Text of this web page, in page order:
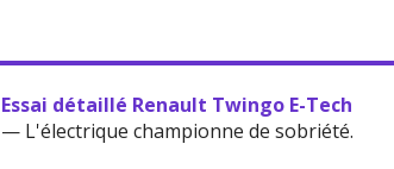
Essai détaillé Renault Twingo E-Tech
— L'électrique championne de sobriété.